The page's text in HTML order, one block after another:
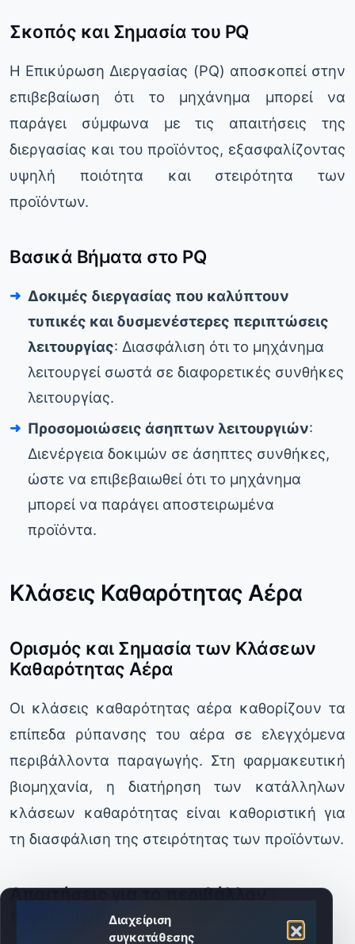
Διαχείριση
συγκατάθεσης
Σκοπός και Σημασία του PQ
Η Επικύρωση Διεργασίας (PQ) αποσκοπεί στην
επιβεβαίωση ότι το μηχάνημα μπορεί να
παράγει σύμφωνα με τις απαιτήσεις της
διεργασίας και του προϊόντος, εξασφαλίζοντας
υψηλή ποιότητα και στειρότητα των
προϊόντων.
Βασικά Βήματα στο PQ
Δοκιμές διεργασίας που καλύπτουν
τυπικές και δυσμενέστερες περιπτώσεις
λειτουργίας: Διασφάλιση ότι το μηχάνημα
λειτουργεί σωστά σε διαφορετικές συνθήκες
λειτουργίας.
Προσομοιώσεις άσηπτων λειτουργιών:
Διενέργεια δοκιμών σε άσηπτες συνθήκες,
ώστε να επιβεβαιωθεί ότι το μηχάνημα
μπορεί να παράγει αποστειρωμένα
προϊόντα.
Κλάσεις Καθαρότητας Αέρα
Ορισμός και Σημασία των Κλάσεων
Καθαρότητας Αέρα
Οι κλάσεις καθαρότητας αέρα καθορίζουν τα
επίπεδα ρύπανσης του αέρα σε ελεγχόμενα
περιβάλλοντα παραγωγής. Στη φαρμακευτική
βιομηχανία, η διατήρηση των κατάλληλων
κλάσεων καθαρότητας είναι καθοριστική για
τη διασφάλιση της στειρότητας των προϊόντων.
Απαιτήσεις για το περιβάλλον